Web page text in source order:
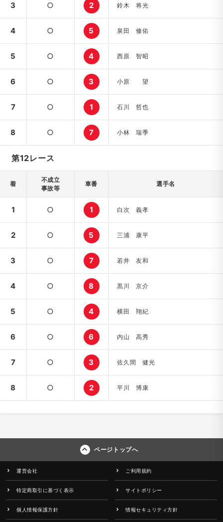
3 ○ 2 鈴木 将光
4 ○ 5 泉田 修佑
5 ○ 4 西原 智昭
6 ○ 3 小原 望
7 ○ 1 石川 哲也
8 ○ 7 小林 瑞季
第12レース
着
不成立
事故等
車番 選手名
1 ○ 1 白次 義孝
2 ○ 5 三浦 康平
3 ○ 7 若井 友和
4 ○ 8 黒川 京介
5 ○ 4 横田 翔紀
6 ○ 6 内山 高秀
7 ○ 3 佐久間 健光
8 ○ 2 平川 博康
ページトップへ
運営会社 ご利用規約
特定商取引に基づく表示 サイトポリシー
個人情報保護方針 情報セキュリティ方針